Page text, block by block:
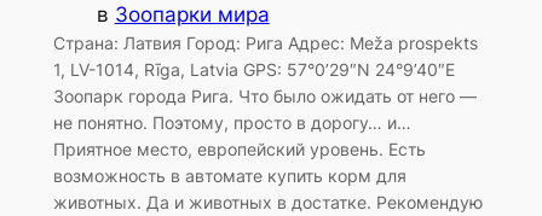
в Зоопарки мира
Страна: Латвия Город: Рига Адрес: Meža prospekts
1, LV-1014, Rīga, Latvia GPS: 57°0’29″N 24°9’40″E
Зоопарк города Рига. Что было ожидать от него —
не понятно. Поэтому, просто в дорогу… и…
Приятное место, европейский уровень. Есть
возможность в автомате купить корм для
животных. Да и животных в достатке. Рекомендую